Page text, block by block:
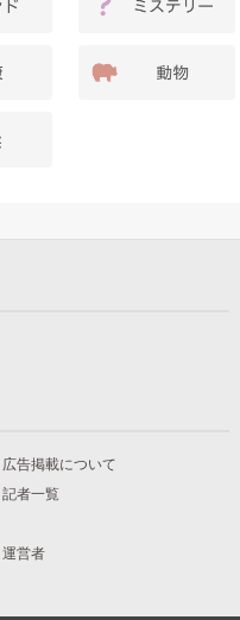
広告掲載について
記者一覧
運営者